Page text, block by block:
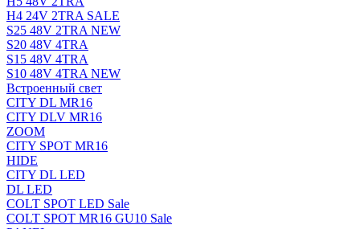
H4 24V 2TRA SALE
S25 48V 2TRA NEW
S20 48V 4TRA
S15 48V 4TRA
S10 48V 4TRA NEW
Встроенный свет
CITY DL MR16
CITY DLV MR16
ZOOM
CITY SPOT MR16
HIDE
CITY DL LED
DL LED
COLT SPOT LED Sale
COLT SPOT MR16 GU10 Sale